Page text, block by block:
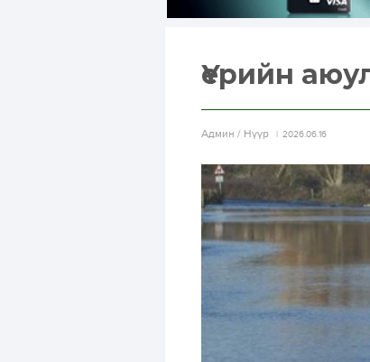
Үерийн
Aдмин / Нүүр 2026.06.16